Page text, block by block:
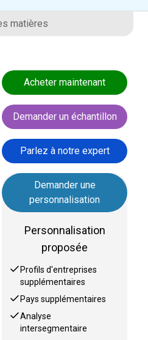
matières
Acheter maintenant
Demander un échantillon
Parlez à notre expert
Demander une
personnalisation
Personnalisation
proposée
Profils d'entreprises
supplémentaires
Pays supplémentaires
Analyse
intersegmentaire